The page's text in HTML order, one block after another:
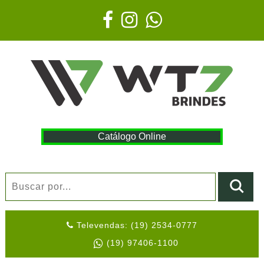
Catálogo Online
Televendas: (19) 2534-0777
(19) 97406-1100